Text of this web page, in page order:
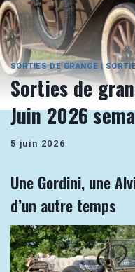
SORTIES DE GRANGE |
Sorties de
Juin 2026
5 juin 2026
Une Gordini, une
d’un autre temps